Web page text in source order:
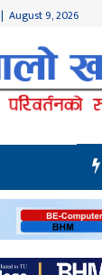
| August 9, 2026